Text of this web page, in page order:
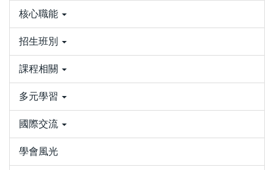
核心職能
招生班別
課程相關
多元學習
國際交流
學會風光